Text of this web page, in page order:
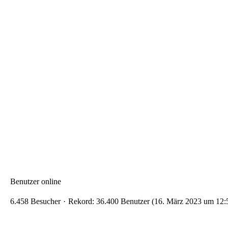
Benutzer online
6.458 Besucher Rekord: 36.400 Benutzer (16. März 2023 um